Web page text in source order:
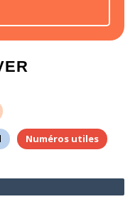
Numéros utiles